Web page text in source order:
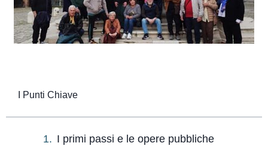
I Punti Chiave
I primi passi e le opere pubbliche